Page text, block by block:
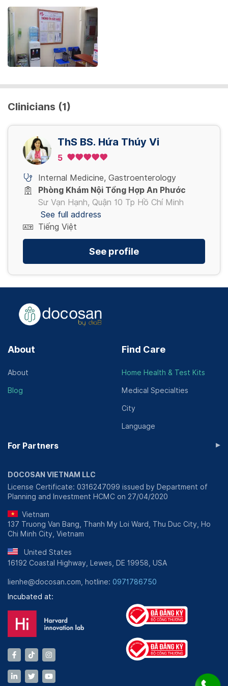
Clinicians (1)
ThS BS. Hứa Thúy Vi
5
Internal Medicine, Gastroenterology
Phòng Khám Nội Tổng Hợp An Phước
Sư Vạn Hạnh, Quận 10 Tp Hồ Chí Minh
See full address
Tiếng Việt
See profile
About
About
Blog
Find Care
Home Health & Test Kits
Medical Specialties
City
Language
For Partners ▸
DOCOSAN VIETNAM LLC
License Certificate: 0316247099 issued by Department of
Planning and Investment HCMC on 27/04/2020
Vietnam
137 Truong Van Bang, Thanh My Loi Ward, Thu Duc City, Ho
Chi Minh City, Vietnam
United States
16192 Coastal Highway, Lewes, DE 19958, USA
lienhe@docosan.com, hotline: 0971786750
Incubated at: